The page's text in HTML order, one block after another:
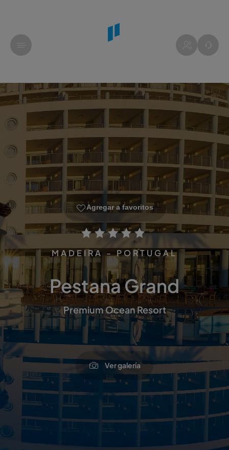
Agregar a favoritos
MADEIRA - PORTUGAL
Pestana Grand
Premium Ocean Resort
Ver galería